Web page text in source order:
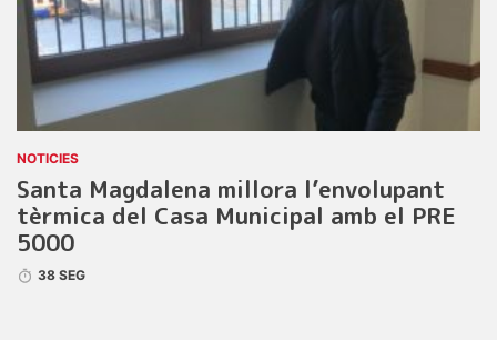
NOTICIES
Santa Magdalena millora l’envolupant
tèrmica del Casa Municipal amb el PRE
5000
38 SEG